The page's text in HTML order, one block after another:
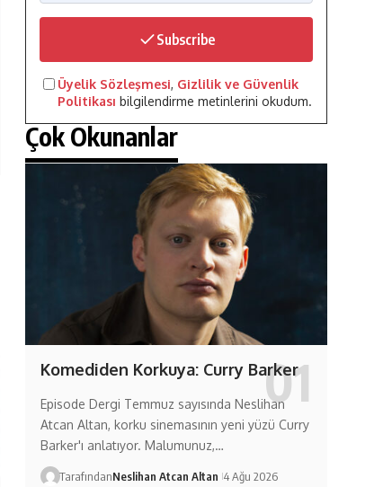
Subscribe
Üyelik Sözleşmesi, Gizlilik ve Güvenlik
Politikası bilgilendirme metinlerini okudum.
Çok Okunanlar
Komediden Korkuya: Curry Barker
Episode Dergi Temmuz sayısında Neslihan
Atcan Altan, korku sinemasının yeni yüzü Curry
Barker'ı anlatıyor. Malumunuz,…
TarafındanNeslihan Atcan Altan 4 Ağu 2026